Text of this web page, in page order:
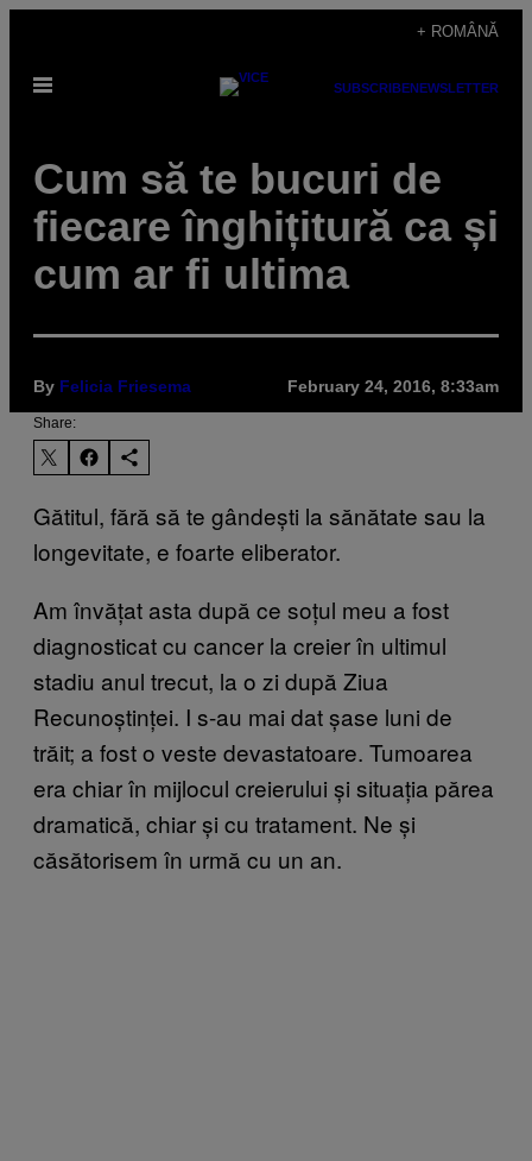
content
+ ROMÂNĂ
Open
SUBSCRIBENEWSLETTER
​Cum să te bucuri de
fiecare înghițitură ca și
cum ar fi ultima
By Felicia Friesema February 24, 2016, 8:33am
Share:
Gătitul, fără să te gândești la sănătate sau la
longevitate, e foarte eliberator.
Am învățat asta după ce soțul meu a fost
diagnosticat cu cancer la creier în ultimul
stadiu anul trecut, la o zi după Ziua
Recunoștinței. I s-au mai dat șase luni de
trăit; a fost o veste devastatoare. Tumoarea
era chiar în mijlocul creierului și situația părea
dramatică, chiar și cu tratament. Ne și
căsătorisem în urmă cu un an.